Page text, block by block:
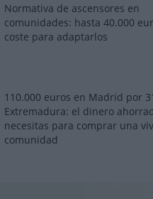
Normativa de ascensores en
comunidades: hasta 40.000
coste para adaptarlos
110.000 euros en Madrid por
Extremadura: el dinero
necesitas para comprar una
comunidad